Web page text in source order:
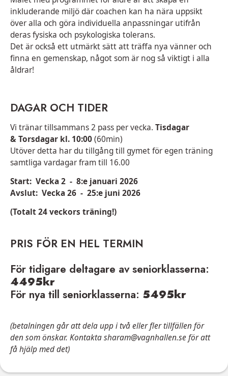
inkluderande miljö där coachen kan ha nära uppsikt
över alla och göra individuella anpassningar utifrån
deras fysiska och psykologiska tolerans.
Det är också ett utmärkt sätt att träffa nya vänner och
finna en gemenskap, något som är nog så viktigt i alla
åldrar!
DAGAR OCH TIDER
Vi tränar tillsammans 2 pass per vecka. Tisdagar
& Torsdagar kl. 10:00(60min)
Utöver detta har du tillgång till gymet för egen träning
samtliga vardagar fram till 16.00
Start: Vecka 2 - 8:e januari 2026
Avslut: Vecka 26 - 25:e juni 2026
(Totalt 24 veckors träning!)
PRIS FÖR EN HEL TERMIN
För tidigare deltagare av seniorklasserna:
4495kr
För nya till seniorklasserna: 5495kr
(betalningen går att dela upp i två eller fler tillfällen för
den som önskar. Kontakta sharam@vagnhallen.se för att
få hjälp med det)